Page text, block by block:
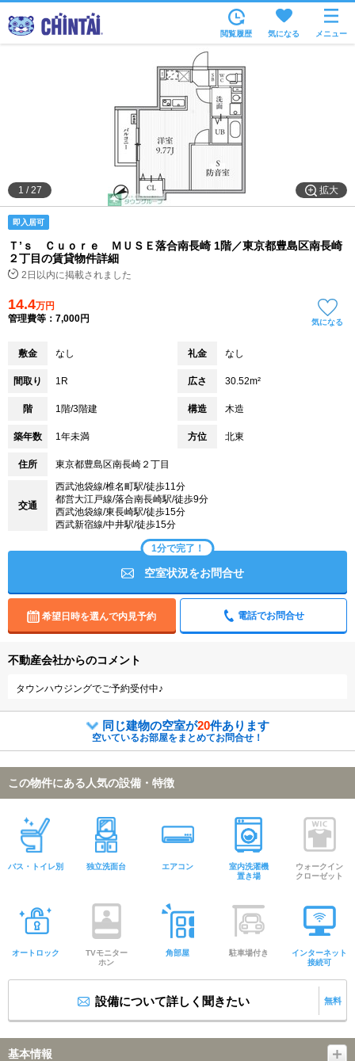
沿線・駅から
住所から
家賃相場から
通勤通学時間から
物件特集から
不動産会社から
閲覧履歴 気になる メニュー
拡大
1 /27
即入居可
Ｔ’ｓ Ｃｕｏｒｅ ＭＵＳＥ落合南長崎 1階／東京都豊島区南長崎
２丁目の賃貸物件詳細
2日以内に掲載されました
14.4万円
管理費等：7,000円
気になる
敷金 なし 礼金 なし
間取り 1R 広さ 30.52m²
階 1階/3階建 構造 木造
築年数 1年未満 方位 北東
住所 東京都豊島区南長崎２丁目
交通
西武池袋線/椎名町駅/徒歩11分
都営大江戸線/落合南長崎駅/徒歩9分
西武池袋線/東長崎駅/徒歩15分
西武新宿線/中井駅/徒歩15分
1分で完了！
空室状況をお問合せ
希望日時を選んで内見予約 電話でお問合せ
不動産会社からのコメント
タウンハウジングでご予約受付中♪
同じ建物の空室が20件あります
空いているお部屋をまとめてお問合せ！
この物件にある人気の設備・特徴
バス・トイレ別 独立洗面台 エアコン
室内洗濯機
置き場
ウォークイン
クローゼット
オートロック
TVモニター
ホン
角部屋 駐車場付き
インターネット
接続可
設備について詳しく聞きたい 無料
基本情報